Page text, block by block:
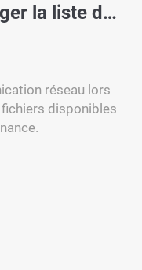
Impossible de télécharger la liste des fichiers
réseau lors
disponibles